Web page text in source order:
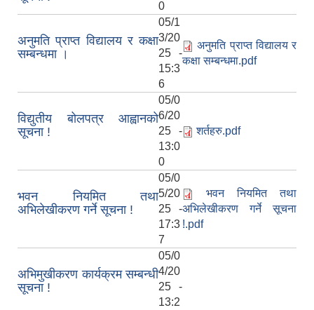
0
अनुमति प्राप्त विद्यालय र कक्षा
सम्बन्धमा ।
05/1
3/20
25 -
15:3
6
अनुमति प्राप्त विद्यालय र
कक्षा सम्बन्धमा.pdf
विद्युतीय बोलपत्र आह्वानको
सूचना !
05/0
6/20
25 -
13:0
0
शर्तहरु.pdf
भवन नियमित तथा
अभिलेखीकरण गर्ने सूचना !
05/0
5/20
25 -
17:3
7
भवन नियमित तथा
अभिलेखीकरण गर्ने सूचना
!.pdf
अभिमुखीकरण कार्यक्रम सम्बन्धी
सूचना !
05/0
4/20
25 -
13:2